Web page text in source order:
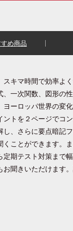
め商品
キマ時間で効率よ
一次関数、図形の
ーロッパ世界の変
トを２ページでコ
、さらに要点暗記
ことができます。
期テスト対策まで
聞きいただけます